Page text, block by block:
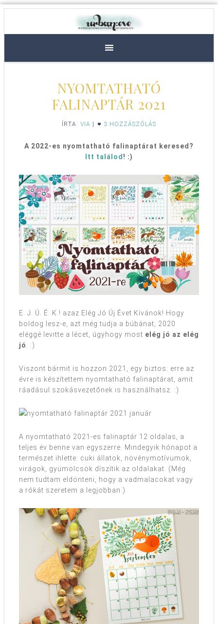
NYOMTATHATÓ
FALINAPTÁR 2021
ÍRTA: VIA 3 HOZZÁSZÓLÁS
A 2022-es nyomtatható falinaptárat keresed?
Itt találod ! :)
E. J. Ú. É. K.! azaz Elég Jó Új Évet Kívánok! Hogy
boldog lesz-e, azt még tudja a búbánat, 2020
eléggé levitte a lécet, úgyhogy most elég jó az elég
jó
. :)
Viszont bármit is hozzon 2021, egy biztos: erre az
évre is készítettem nyomtatható falinaptárat, amit
ráadásul szokásvezetőnek is használhatsz. :)
A nyomtatható 2021-es falinaptár 12 oldalas, a
teljes év benne van egyszerre. Mindegyik hónapot a
természet ihlette: cuki állatok, növénymotívumok,
virágok, gyümölcsök díszítik az oldalakat. (Még
nem tudtam eldönteni, hogy a vadmalacokat vagy
a rókát szeretem a legjobban.)